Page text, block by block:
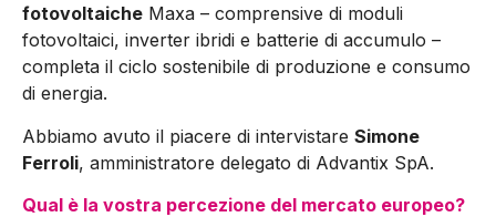
fotovoltaiche Maxa – comprensi­ve di moduli
fotovoltaici, inverter ibridi e batterie di accumulo –
completa il ciclo sostenibile di produzione e consumo
di energia.
Abbiamo avuto il piacere di intervistare Simone
Ferroli, ammini­stratore delegato di Advantix SpA.
Qual è la vostra percezione del mercato europeo?